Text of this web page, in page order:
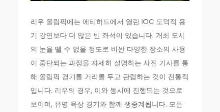
리우 올림픽에는 에티하드에서 열린 IOC 도덕적 용
기 강연보다 더 많은 빈 좌석이 있습니다. 개최 도시
의 눈을 뗄 수 없을 정도로 비싼 다양한 장소의 사용
이 중단되는 과정을 자세히 설명하는 사진 기사를 통
해 올림픽 경기를 거리를 두고 관람하는 것이 전통적
입니다. 리우의 경우, 이와 동시에 진행되는 것으로
보이며, 유명 육상 경기와 함께 생중계됩니다. 모든